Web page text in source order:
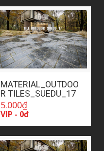
MATERIAL_OUTDOO
R TILES_SUEDU_17
5.000₫
VIP - 0đ